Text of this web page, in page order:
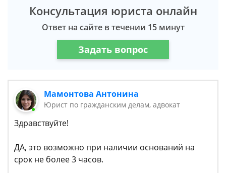
Консультация юриста онлайн
Ответ на сайте в течении 15 минут
Задать вопрос
Мамонтова Антонина
Юрист по гражданским делам, адвокат
​Здравствуйте!
ДА, это возможно при наличии оснований на
срок не более 3 часов.